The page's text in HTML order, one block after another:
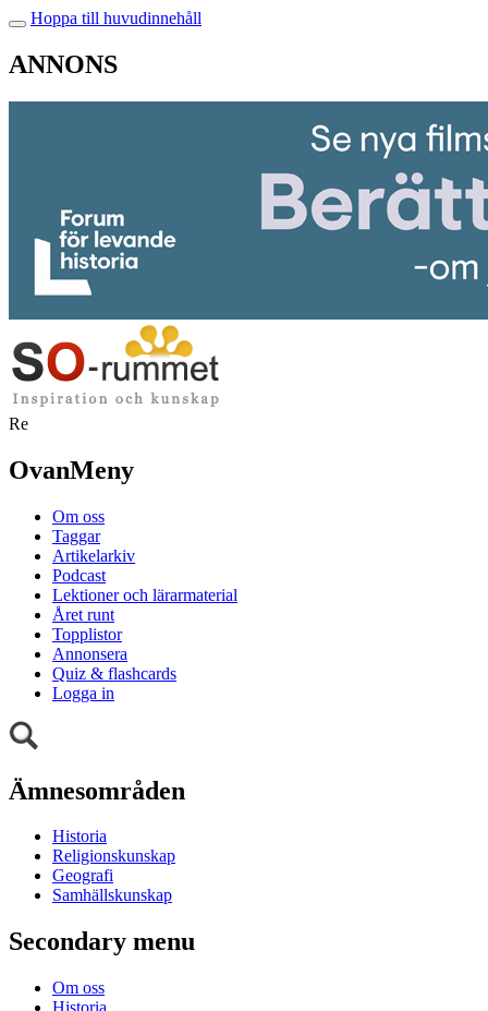
Hoppa till huvudinnehåll
ANNONS
Re
OvanMeny
Om oss
Taggar
Artikelarkiv
Podcast
Lektioner och lärarmaterial
Året runt
Topplistor
Annonsera
Quiz & flashcards
Logga in
Ämnesområden
Historia
Religionskunskap
Geografi
Samhällskunskap
Secondary menu
Om oss